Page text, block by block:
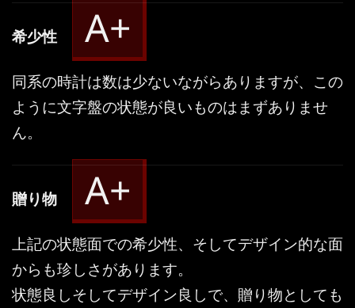
希少性 A+
同系の時計は数は少ないながらありますが、この
ように文字盤の状態が良いものはまずありませ
ん。
贈り物 A+
上記の状態面での希少性、そしてデザイン的な面
からも珍しさがあります。
状態良しそしてデザイン良しで、贈り物としても